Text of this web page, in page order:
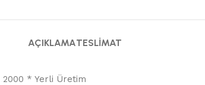
AÇIKLAMATESLIMAT
2000 * Yerli Üretim